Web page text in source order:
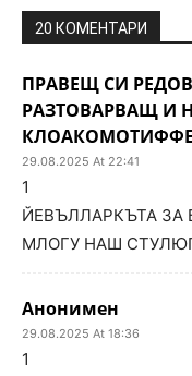
20 КОМЕНТАРИ
ПРАВЕЩ СИ
РАЗТОВАРВАЩ И
КЛОАКОМОТИФФЕ
29.08.2025 At 22:41
1
ЙЕВЪЛЛАРКЪТА ЗА
МЛОГУ НАШ
Анонимен
29.08.2025 At 18:36
1